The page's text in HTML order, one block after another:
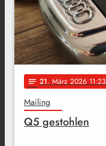
notes 21. März 2026 11:23
Mailing
Q5 gestohlen